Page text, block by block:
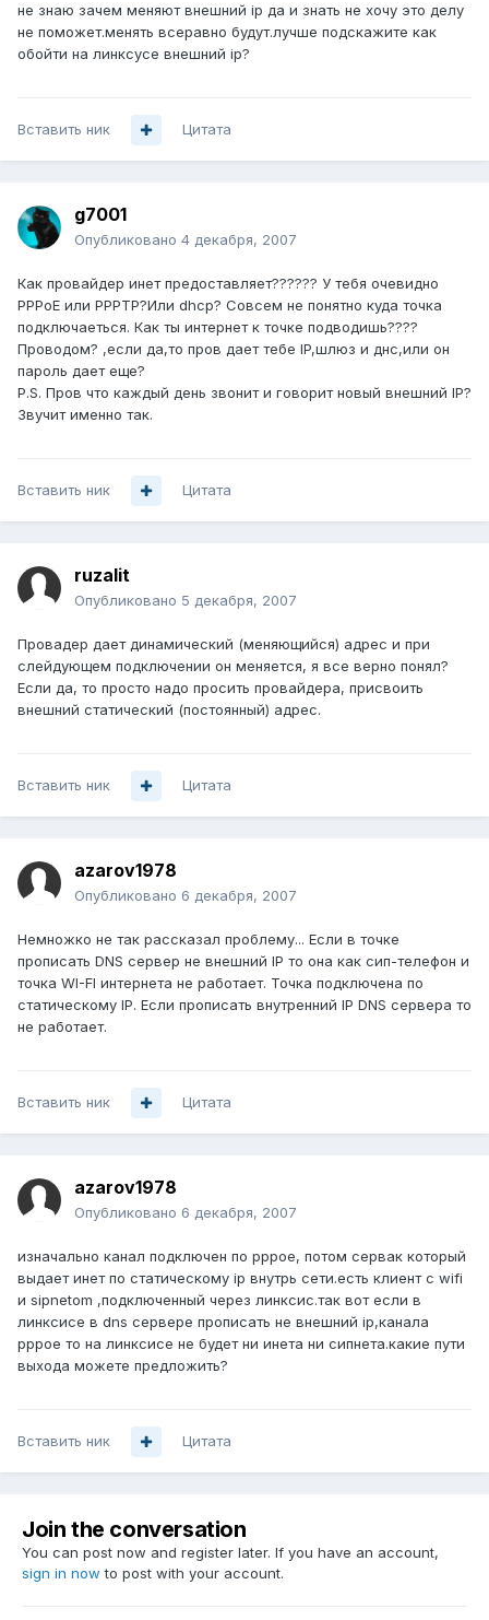
не знаю зачем меняют внешний ip да и знать не хочу это делу
не поможет.менять всеравно будут.лучше подскажите как
обойти на линксусе внешний ip?
Вставить ник Цитата
g7001
Опубликовано 4 декабря, 2007
Как провайдер инет предоставляет?????? У тебя очевидно
PPPoE или PPPTP?Или dhcp? Совсем не понятно куда точка
подключаеться. Как ты интернет к точке подводишь????
Проводом? ,если да,то пров дает тебе IP,шлюз и днс,или он
пароль дает еще?
P.S. Пров что каждый день звонит и говорит новый внешний IP?
Звучит именно так.
Вставить ник Цитата
ruzalit
Опубликовано 5 декабря, 2007
Провадер дает динамический (меняющийся) адрес и при
слейдующем подключении он меняется, я все верно понял?
Если да, то просто надо просить провайдера, присвоить
внешний статический (постоянный) адрес.
Вставить ник Цитата
azarov1978
Опубликовано 6 декабря, 2007
Немножко не так рассказал проблему... Если в точке
прописать DNS сервер не внешний IP то она как сип-телефон и
точка WI-FI интернета не работает. Точка подключена по
статическому IP. Если прописать внутренний IP DNS сервера то
не работает.
Вставить ник Цитата
azarov1978
Опубликовано 6 декабря, 2007
изначально канал подключен по pppoe, потом сервак который
выдает инет по статическому ip внутрь сети.есть клиент с wifi
и sipnetom ,подключенный через линксис.так вот если в
линксисе в dns сервере прописать не внешний ip,канала
pppoe то на линксисе не будет ни инета ни сипнета.какие пути
выхода можете предложить?
Вставить ник Цитата
Join the conversation
You can post now and register later. If you have an account,
sign in now to post with your account.